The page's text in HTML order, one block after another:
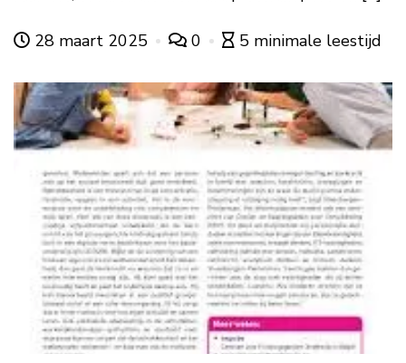
28 maart 2025 0 5 minimale leestijd